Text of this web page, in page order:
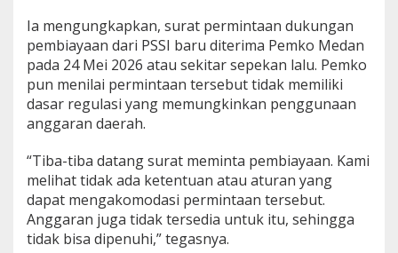
Ia mengungkapkan, surat permintaan dukungan
pembiayaan dari PSSI baru diterima Pemko Medan
pada 24 Mei 2026 atau sekitar sepekan lalu. Pemko
pun menilai permintaan tersebut tidak memiliki
dasar regulasi yang memungkinkan penggunaan
anggaran daerah.
“Tiba-tiba datang surat meminta pembiayaan. Kami
melihat tidak ada ketentuan atau aturan yang
dapat mengakomodasi permintaan tersebut.
Anggaran juga tidak tersedia untuk itu, sehingga
tidak bisa dipenuhi,” tegasnya.